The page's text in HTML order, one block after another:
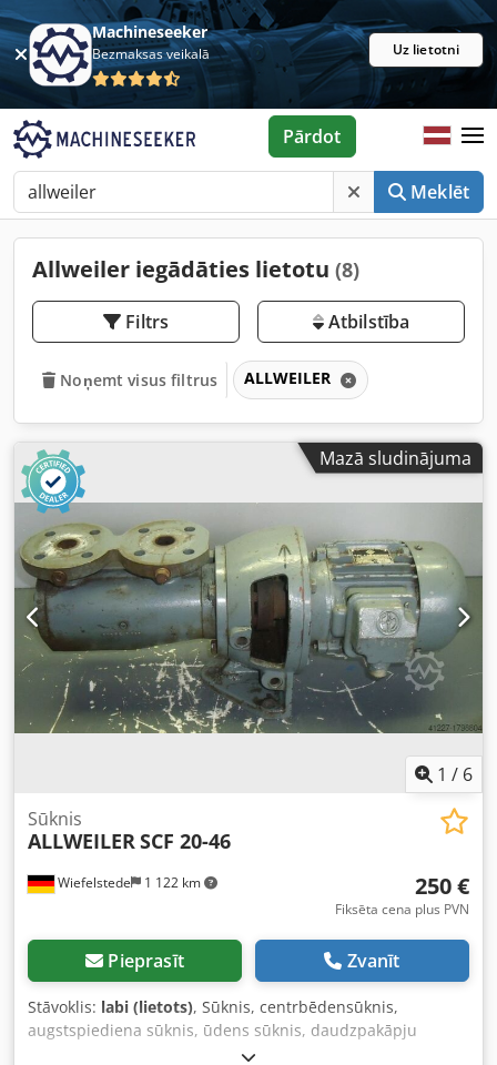
Machineseeker
Bezmaksas veikalā Uz lietotni
Meklēt
Pārdot
Allweiler iegādāties lietotu (8)
Filtrs Atbilstība
Noņemt visus filtrus ALLWEILER
Mazā sludinājuma
1 / 6
Wiefelstede 1 122 km
Sūknis
ALLWEILERSCF 20-46
250 €
Fiksēta cena plus PVN
Pieprasīt Zvanīt
Stāvoklis: labi (lietots), Sūknis, centrbēdensūknis,
augstspiediena sūknis, ūdens sūknis, daudzpakāpju
vertikāls centrbēdensūknis - Piegādes jauda: 19,4 l/min -